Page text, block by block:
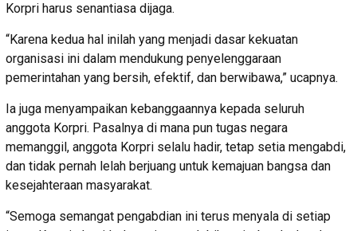
Korpri harus senantiasa dijaga.
“Karena kedua hal inilah yang menjadi dasar kekuatan
organisasi ini dalam mendukung penyelenggaraan
pemerintahan yang bersih, efektif, dan berwibawa,” ucapnya.
Ia juga menyampaikan kebanggaannya kepada seluruh
anggota Korpri. Pasalnya di mana pun tugas negara
memanggil, anggota Korpri selalu hadir, tetap setia mengabdi,
dan tidak pernah lelah berjuang untuk kemajuan bangsa dan
kesejahteraan masyarakat.
“Semoga semangat pengabdian ini terus menyala di setiap